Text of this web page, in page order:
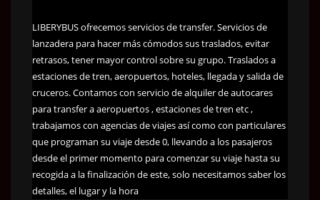
LIBERYBUS ofrecemos servicios de transfer. Servicios de
lanzadera para hacer más cómodos sus traslados, evitar
retrasos, tener mayor control sobre su grupo. Traslados a
estaciones de tren, aeropuertos, hoteles, llegada y salida de
cruceros. Contamos con servicio de alquiler de autocares
para transfer a aeropuertos , estaciones de tren etc ,
trabajamos con agencias de viajes así como con particulares
que programan su viaje desde 0, llevando a los pasajeros
desde el primer momento para comenzar su viaje hasta su
recogida a la finalización de este, solo necesitamos saber los
detalles, el lugar y la hora